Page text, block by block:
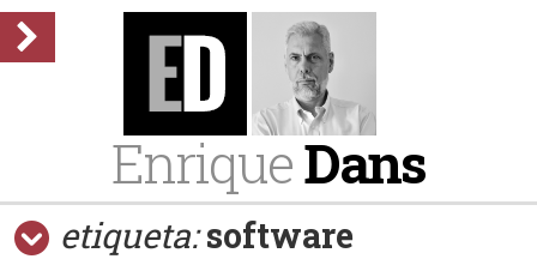
EnriqueDans
etiqueta: software